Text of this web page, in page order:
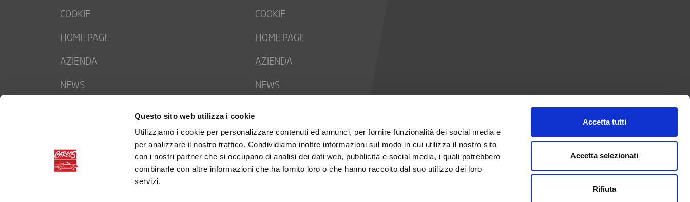
Questo sito web utilizza i cookie
Utilizziamo i cookie per personalizzare contenuti ed annunci, per fornire funzionalità dei social media e
per analizzare il nostro traffico. Condividiamo inoltre informazioni sul modo in cui utilizza il nostro sito
con i nostri partner che si occupano di analisi dei dati web, pubblicità e social media, i quali potrebbero
combinarle con altre informazioni che ha fornito loro o che hanno raccolto dal suo utilizzo dei loro
servizi.
Accetta tutti
Accetta selezionati
Rifiuta
COOKIE
HOME PAGE
AZIENDA
NEWS
TRABAJA CON NOSOTROS
PRIVACY POLICY
COOKIE
HOME PAGE
AZIENDA
NEWS
TRABAJA CON NOSOTROS
PRIVACY POLICY